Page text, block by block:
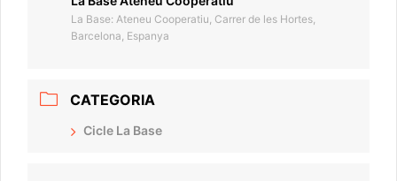
La Base: Ateneu Cooperatiu, Carrer de les Hortes,
Barcelona, Espanya
CATEGORIA
Cicle La Base